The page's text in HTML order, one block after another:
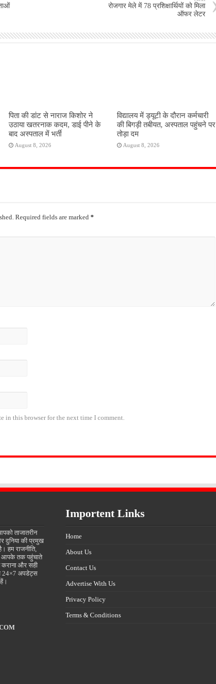
रोजगार मेले में 78 प्रशिक्षार्थियों को मिला
ऑफर लेटर
पिता की डांट से नाराज किशोर ने
उठाया खतरनाक कदम, डाई पीने के
बाद अस्पताल में भर्ती
August 8, 2026
विद्यालय में ड्यूटी के दौरान कर्मचारी
की बिगड़ी तबीयत, अस्पताल पहुंचने पर
तोड़ा दम
August 8, 2026
Required fields are marked *
in this browser for the next time I comment.
ताजातरीन
दुनिया की प्रमुख
हम राजनीति,
आपके तक पहुंचाते
कराना और सही
अपडेट्स
Importent Links
Home
About Us
Contact Us
Advertise With Us
Privacy Policy
Terms & Conditions